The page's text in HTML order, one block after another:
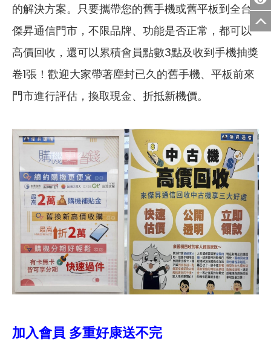
的解決方案。只要攜帶您的舊手機或舊平板到全台
傑昇通信門市，不限品牌、功能是否正常，都可以
高價回收，還可以累積會員點數3點及收到手機抽獎
卷1張！歡迎大家帶著塵封已久的舊手機、平板前來
門市進行評估，換取現金、折抵新機價。
加入會員 多重好康送不完